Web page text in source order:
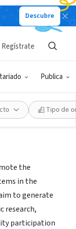
Descubre
Publica
Regístrate
Tipo de
the
in the
to generate
research,
participation